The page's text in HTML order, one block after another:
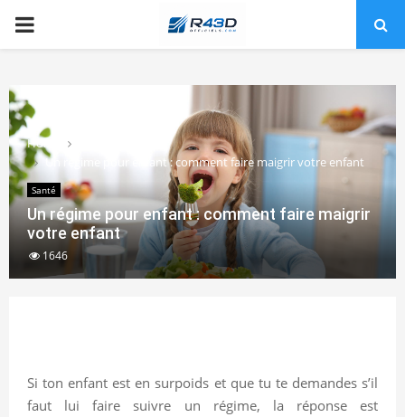
PRIMARY
Home
Un régime pour enfant : comment faire maigrir votre enfant
Santé
Un régime pour enfant : comment faire maigrir
votre enfant
1646
Si ton enfant est en surpoids et que tu te demandes s’il
faut lui faire suivre un régime, la réponse est